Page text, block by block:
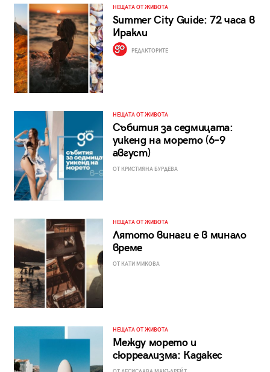
НЕЩАТА ОТ ЖИВОТА
Summer City Guide: 72 часа в
Иракли
РЕДАКТОРИТЕ
НЕЩАТА ОТ ЖИВОТА
Събития за седмицата:
уикенд на морето (6–9
август)
ОТ КРИСТИЯНА БУРДЕВА
НЕЩАТА ОТ ЖИВОТА
Лятото винаги е в минало
време
ОТ КАТИ МИКОВА
НЕЩАТА ОТ ЖИВОТА
Между морето и
сюрреализма: Кадакес